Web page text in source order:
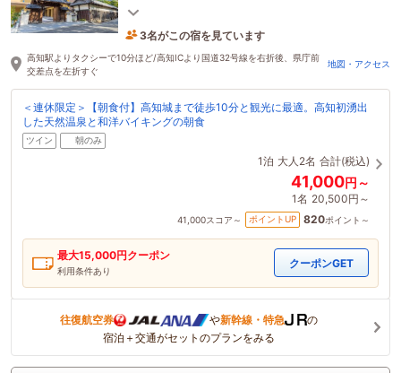
会席と朝食バイキングでご堪能。高知城まで徒歩10
3名がこの宿を見ています
11時間前に予約されました
高知駅よりタクシーで10分ほど/高知ICより国道32号線を右折後、県庁前
交差点を左折すぐ
地図・アクセス
＜連休限定＞【朝食付】高知城まで徒歩10分と観光に最適。高知初湧出
した天然温泉と和洋バイキングの朝食
ツイン 朝のみ
1泊 大人2名 合計(税込)
41,000円～
1名 20,500円～
41,000スコア～ ポイントUP 820ポイント～
最大15,000円クーポン
利用条件あり
クーポンGET
往復航空券 や新幹線・特急
の
宿泊＋交通がセットのプランをみる